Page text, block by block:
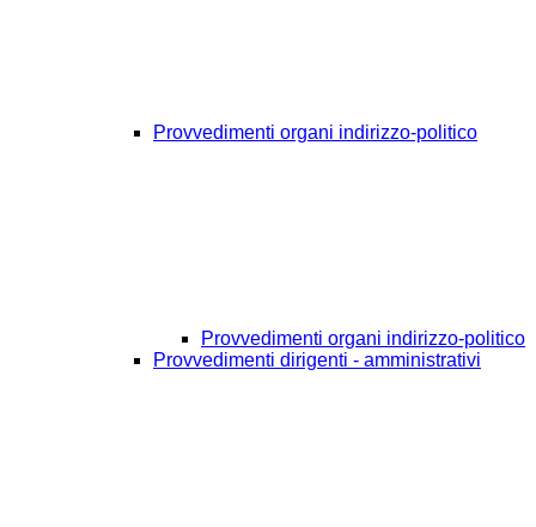
Provvedimenti organi indirizzo-politico
Provvedimenti organi indirizzo-politico
Provvedimenti dirigenti - amministrativi